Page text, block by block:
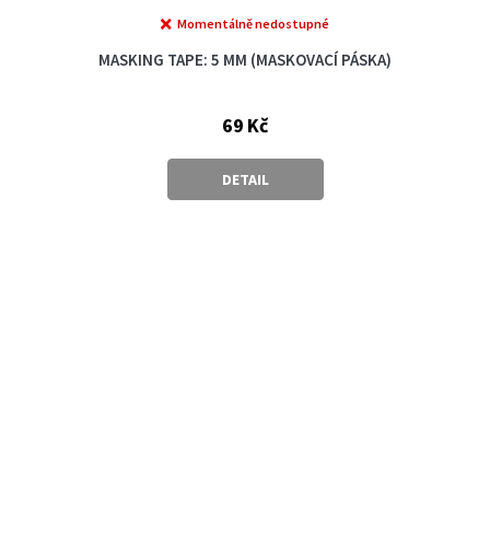
MASKING TAPE: 5 MM (MASKOVACÍ PÁSKA)
Momentálně nedostupné
69 Kč
DETAIL